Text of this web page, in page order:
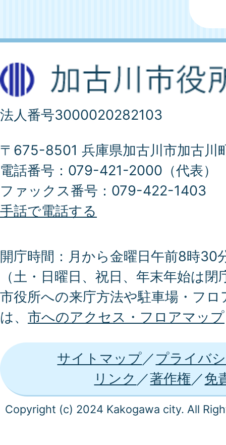
法人番号3000020282103
〒675-8501 兵庫県加古川市加古川
電話番号：079-421-2000（代表）
ファックス番号：079-422-1403
手話で電話する
開庁時間：月から金曜日午前8時30
（土・日曜日、祝日、年末年始は閉
市役所への来庁方法や駐車場・フ
は、 市へのアクセス・フロアマップ
サイトマップ
プライバ
リンク
著作権 免
Copyright (c) 2024 Kakogawa city. All